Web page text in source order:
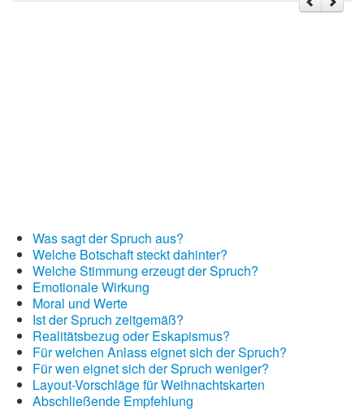
Was sagt der Spruch aus?
Welche Botschaft steckt dahinter?
Welche Stimmung erzeugt der Spruch?
Emotionale Wirkung
Moral und Werte
Ist der Spruch zeitgemäß?
Realitätsbezug oder Eskapismus?
Für welchen Anlass eignet sich der Spruch?
Für wen eignet sich der Spruch weniger?
Layout-Vorschläge für Weihnachtskarten
Abschließende Empfehlung